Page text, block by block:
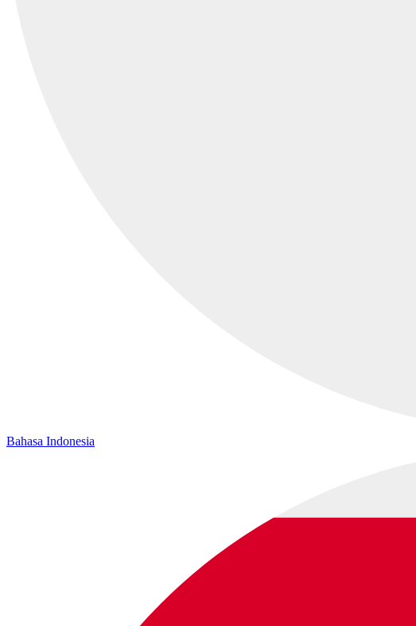
Bahasa Indonesia